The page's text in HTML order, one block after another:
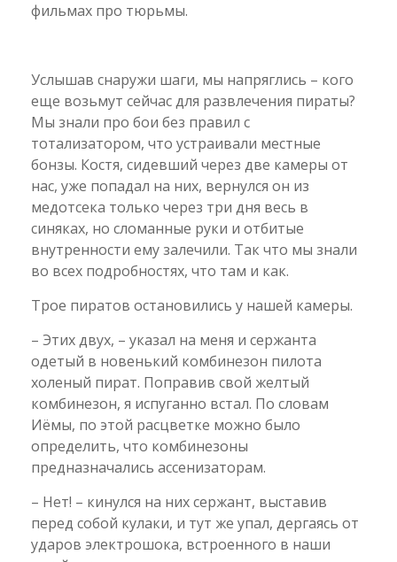
фильмах про тюрьмы.
Услышав снаружи шаги, мы напряглись – кого
еще возьмут сейчас для развлечения пираты?
Мы знали про бои без правил с
тотализатором, что устраивали местные
бонзы. Костя, сидевший через две камеры от
нас, уже попадал на них, вернулся он из
медотсека только через три дня весь в
синяках, но сломанные руки и отбитые
внутренности ему залечили. Так что мы знали
во всех подробностях, что там и как.
Трое пиратов остановились у нашей камеры.
– Этих двух, – указал на меня и сержанта
одетый в новенький комбинезон пилота
холеный пират. Поправив свой желтый
комбинезон, я испуганно встал. По словам
Иёмы, по этой расцветке можно было
определить, что комбинезоны
предназначались ассенизаторам.
– Нет! – кинулся на них сержант, выставив
перед собой кулаки, и тут же упал, дергаясь от
ударов электрошока, встроенного в наши